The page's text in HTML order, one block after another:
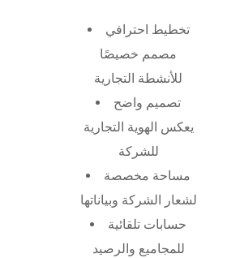
تخطيط احترافي
مصمم خصيصًا
للأنشطة التجارية
تصميم واضح
يعكس الهوية التجارية
للشركة
مساحة مخصصة
لشعار الشركة وبياناتها
حسابات تلقائية
للمجاميع والرصيد